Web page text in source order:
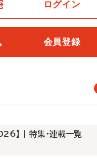
ログイン
会員登録
】 | 特集・連載一覧